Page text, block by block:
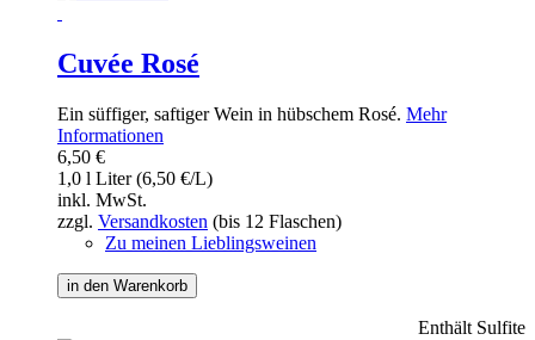
Cuvée Rosé
Ein süffiger, saftiger Wein in hübschem Rosé. Mehr
Informationen
6,50 €
1,0 l Liter (6,50 €/L)
inkl. MwSt.
zzgl. Versandkosten (bis 12 Flaschen)
Zu meinen Lieblingsweinen
in den Warenkorb
Enthält Sulfite